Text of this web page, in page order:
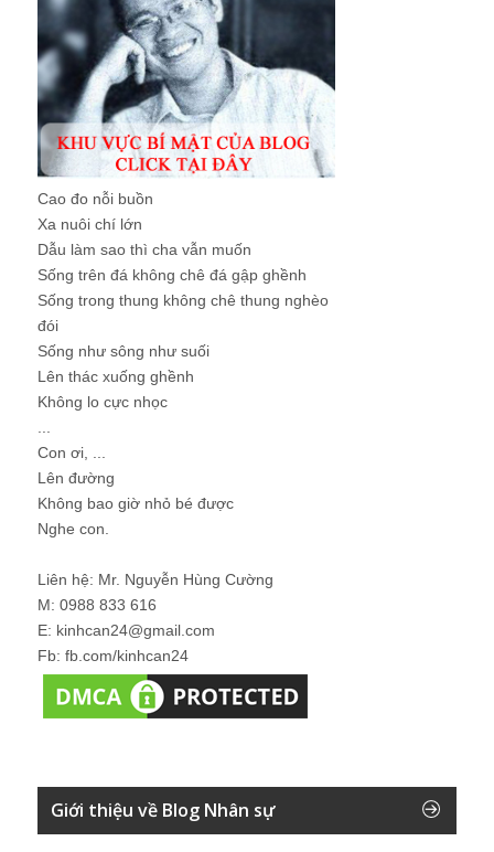
Cao đo nỗi buồn
Xa nuôi chí lớn
Dẫu làm sao thì cha vẫn muốn
Sống trên đá không chê đá gập ghềnh
Sống trong thung không chê thung nghèo
đói
Sống như sông như suối
Lên thác xuống ghềnh
Không lo cực nhọc
Con ơi, ...
Lên đường
Không bao giờ nhỏ bé được
Nghe con.
Liên hệ: Mr. Nguyễn Hùng Cường
M: 0988 833 616
E: kinhcan24@gmail.com
Fb: fb.com/kinhcan24
Giới thiệu về Blog Nhân sự